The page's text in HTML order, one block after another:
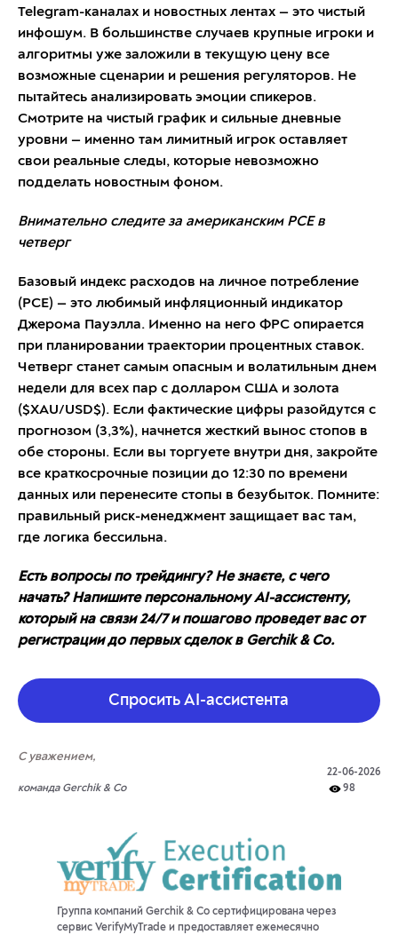
Telegram-каналах и новостных лентах — это чистый
инфошум. В большинстве случаев крупные игроки и
алгоритмы уже заложили в текущую цену все
возможные сценарии и решения регуляторов. Не
пытайтесь анализировать эмоции спикеров.
Смотрите на чистый график и сильные дневные
уровни — именно там лимитный игрок оставляет
свои реальные следы, которые невозможно
подделать новостным фоном.
Внимательно следите за американским PCE в
четверг
Базовый индекс расходов на личное потребление
(PCE) — это любимый инфляционный индикатор
Джерома Пауэлла. Именно на него ФРС опирается
при планировании траектории процентных ставок.
Четверг станет самым опасным и волатильным днем
недели для всех пар с долларом США и золота
($XAU/USD$). Если фактические цифры разойдутся с
прогнозом (3,3%), начнется жесткий вынос стопов в
обе стороны. Если вы торгуете внутри дня, закройте
все краткосрочные позиции до 12:30 по времени
данных или перенесите стопы в безубыток. Помните:
правильный риск-менеджмент защищает вас там,
где логика бессильна.
Есть вопросы по трейдингу? Не знаєте, с чего
начать? Напишите персональному AI-ассистенту,
который на связи 24/7 и пошагово проведет вас от
регистрации до первых сделок в Gerchik & Co.
Спросить АІ-ассистента
С уважением,
команда Gerchik & Co
22-06-2026
98
Группа компаний Gerchik & Co сертифицирована через
сервис VerifyMyTrade и предоставляет ежемесячно